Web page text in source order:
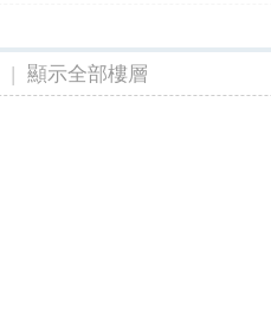
| 顯示全部樓層